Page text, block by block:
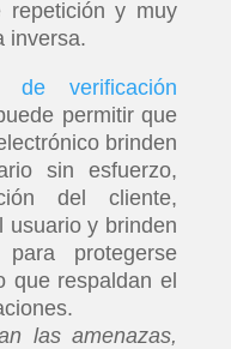
repetición y muy
inversa.
de verificación
permitir que
brinden
sin esfuerzo,
del cliente,
usuario y brinden
protegerse
que respaldan el
las amenazas,